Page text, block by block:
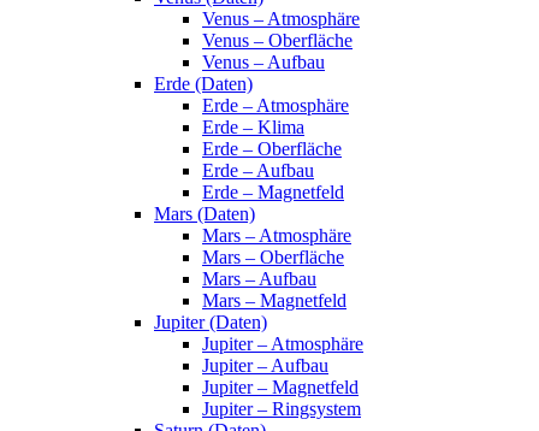
Venus – Atmosphäre
Venus – Oberfläche
Venus – Aufbau
Erde (Daten)
Erde – Atmosphäre
Erde – Klima
Erde – Oberfläche
Erde – Aufbau
Erde – Magnetfeld
Mars (Daten)
Mars – Atmosphäre
Mars – Oberfläche
Mars – Aufbau
Mars – Magnetfeld
Jupiter (Daten)
Jupiter – Atmosphäre
Jupiter – Aufbau
Jupiter – Magnetfeld
Jupiter – Ringsystem